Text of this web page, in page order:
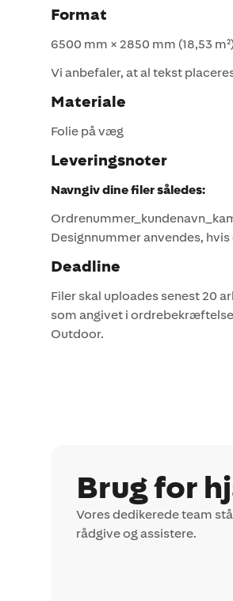
Format
6500 mm × 2850 mm (18,53
Vi anbefaler, at al tekst
Materiale
Folie på væg
Leveringsnoter
Navngiv dine filer således:
Designnummer anvendes,
Deadline
Filer skal uploades senest 20
som angivet i
Outdoor.
Brug for
Vores dedikerede team
rådgive og assistere.